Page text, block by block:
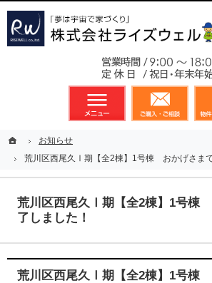
ホームお知らせ
荒川区西尾久Ⅰ期【全2棟】1号棟 おかげさまで
荒川区西尾久Ⅰ期【全2棟】1号棟
了しました！
荒川区西尾久Ⅰ期【全2棟】1号棟
メニュー 資
ホームお知らせ
荒川区西尾久Ⅰ期【全2棟】1号棟 おかげさまで